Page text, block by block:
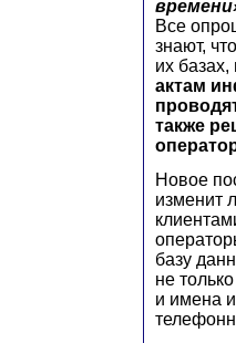
Все
знают,
их базах,
актам
также
Новое
изменит
базу
не
и имена